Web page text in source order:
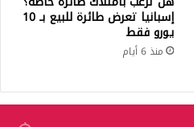
إسبانيا تعرض طائرة للبيع بـ 10
يورو فقط
منذ 6 أيام